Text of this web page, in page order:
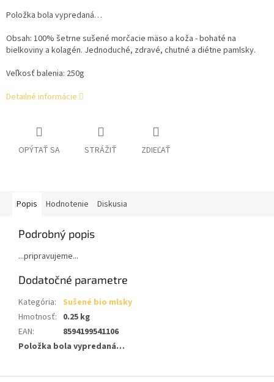
Položka bola vypredaná…
Obsah: 100% šetrne sušené morčacie mäso a koža - bohaté na
bielkoviny a kolagén. Jednoduché, zdravé, chutné a diétne pamlsky.
Veľkosť balenia: 250g
Detailné informácie
OPÝTAŤ SA STRÁŽIŤ ZDIEĽAŤ
Popis Hodnotenie Diskusia
Podrobný popis
...pripravujeme...
Dodatočné parametre
Kategória:
Sušené bio mlsky
Hmotnosť: 0.25 kg
EAN:
8594199541106
Položka bola vypredaná…